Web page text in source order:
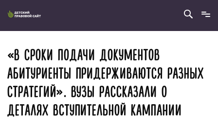
«В СРОКИ ПОДАЧИ ДОКУМЕНТОВ
АБИТУРИЕНТЫ ПРИДЕРЖИВАЮТСЯ РАЗНЫХ
СТРАТЕГИЙ». ВУЗЫ РАССКАЗАЛИ О
ДЕТАЛЯХ ВСТУПИТЕЛЬНОЙ КАМПАНИИ